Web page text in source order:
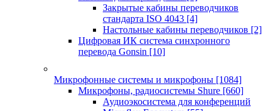
Закрытые кабины переводчиков
стандарта ISO 4043 [4]
Настольные кабины переводчиков [2]
Цифровая ИК система синхронного
перевода Gonsin [10]
Микрофонные системы и микрофоны [1084]
Микрофоны, радиосистемы Shure [660]
Аудиоэкосистема для конференций